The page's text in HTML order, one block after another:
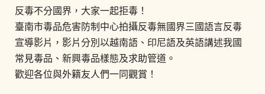
反毒不分國界，大家一起拒毒！
臺南市毒品危害防制中心拍攝反毒無國界三國語言反毒
宣導影片，影片分別以越南語、印尼語及英語講述我國
常見毒品、新興毒品樣態及求助管道。
歡迎各位與外籍友人們一同觀賞！